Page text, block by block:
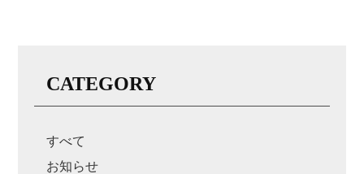
CATEGORY
すべて
お知らせ